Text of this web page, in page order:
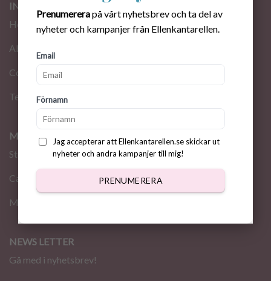
Prenumererapå vårt nyhetsbrev och ta del av
nyheter och kampanjer från Ellenkantarellen.
Email
Förnamn
Jag accepterar att Ellenkantarellen.se skickar ut
nyheter och andra kampanjer till mig!
PRENUMERERA
INFORMATION
Home
About me
Contact
Terms
MY PAGE
Store
Cart
My Account
NEWS LETTER
Gå med i nyhetsbrev!